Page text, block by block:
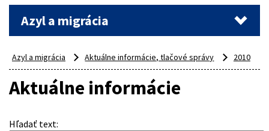
Azyl a migrácia
Azyl a migrácia Aktuálne informácie, tlačové správy 2010
Aktuálne informácie
Hľadať text: